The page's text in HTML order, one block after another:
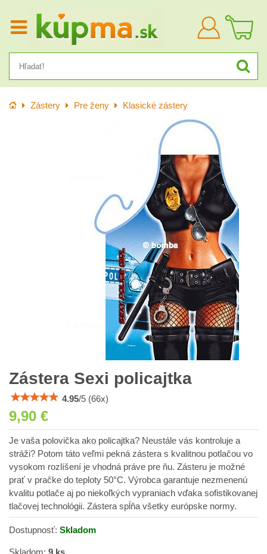
Prihlásiť
sa
Úvod Zástery Pre ženy Klasické zástery
Zástera Sexi policajtka
4.95/5 (66x)
9,90 €
Je vaša polovička ako policajtka? Neustále vás kontroluje a
stráži? Potom táto veľmi pekná zástera s kvalitnou potlačou vo
vysokom rozlíšení je vhodná práve pre ňu. Zásteru je možné
prať v pračke do teploty 50°C. Výrobca garantuje nezmenenú
kvalitu potlače aj po niekoľkých vypraniach vďaka sofistikovanej
tlačovej technológii. Zástera spĺňa všetky európske normy.
Dostupnosť: Skladom